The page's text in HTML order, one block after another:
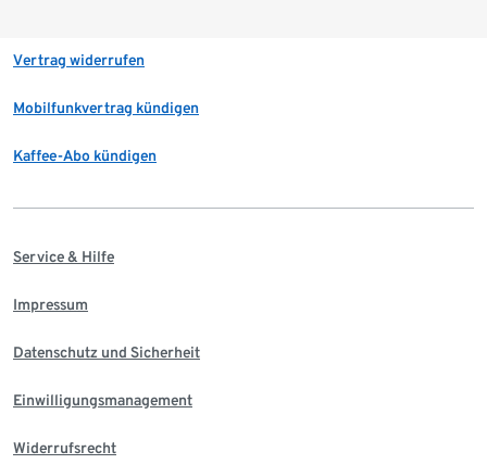
Vertrag widerrufen
Mobilfunkvertrag kündigen
Kaffee-Abo kündigen
Service & Hilfe
Impressum
Datenschutz und Sicherheit
Einwilligungsmanagement
Widerrufsrecht